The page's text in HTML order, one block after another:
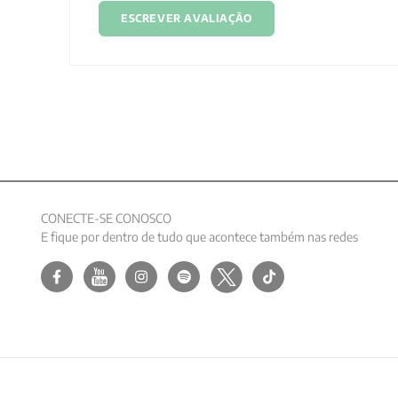
ESCREVER AVALIAÇÃO
CONECTE-SE CONOSCO
E fique por dentro de tudo que acontece também nas redes